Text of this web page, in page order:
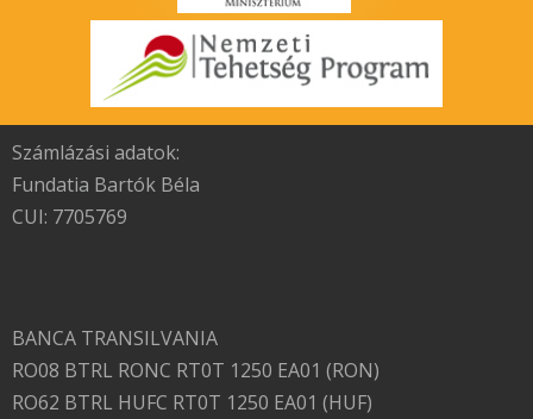
Számlázási adatok:
Fundatia Bartók Béla
CUI: 7705769
BANCA TRANSILVANIA
RO08 BTRL RONC RT0T 1250 EA01 (RON)
RO62 BTRL HUFC RT0T 1250 EA01 (HUF)